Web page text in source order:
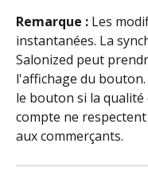
Remarque : Les
instantanées. La
Salonized peut
l'affichage du
le bouton si la
compte ne
aux commerçants.